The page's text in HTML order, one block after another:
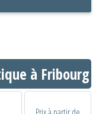
à Fribourg